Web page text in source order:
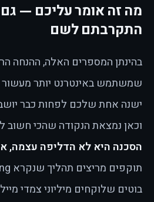
מה זה אומר עליכם —
התקרבתם לשם
בהינתן המספרים האלה, ההנחה
שמשתמש באינטרנט יותר
ישנה אחת שלכם לפחות כבר
וכאן נמצאת הנקודה שהכי
הסכנה היא לא הדליפה עצמה,
בוטים שלוקחים מיליוני צמדי